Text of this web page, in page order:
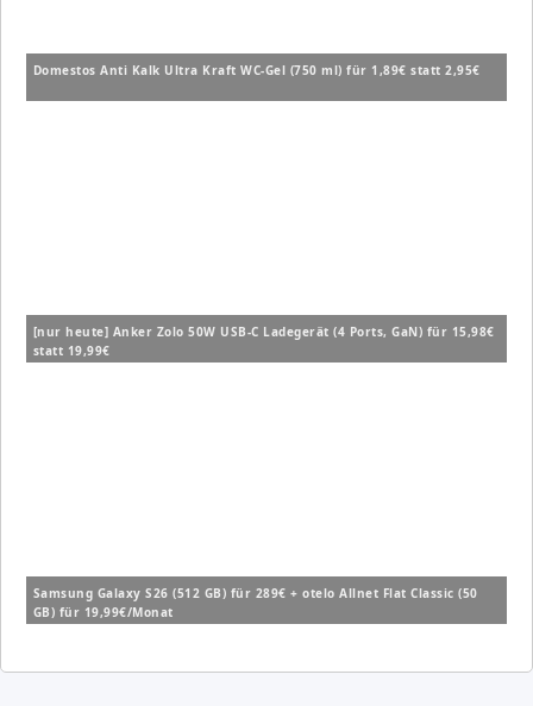
Domestos Anti Kalk Ultra Kraft WC-Gel (750 ml) für 1,89€ statt 2,95€
[nur heute] Anker Zolo 50W USB-C Ladegerät (4 Ports, GaN) für 15,98€
statt 19,99€
Samsung Galaxy S26 (512 GB) für 289€ + otelo Allnet Flat Classic (50
GB) für 19,99€/Monat